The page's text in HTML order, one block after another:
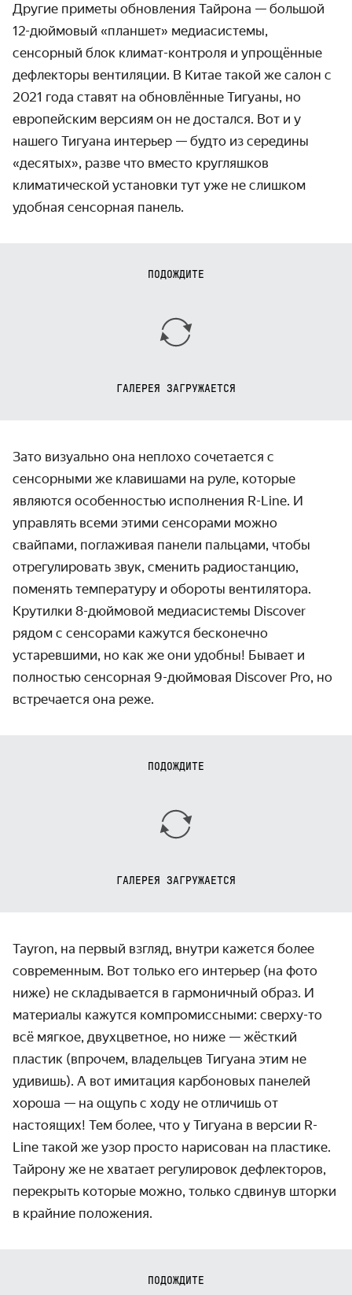
Другие приметы обновления Тайрона — большой
12-дюймовый «планшет» медиасистемы,
сенсорный блок климат-контроля и упрощённые
дефлекторы вентиляции. В Китае такой же салон с
2021 года ставят на обновлённые Тигуаны, но
европейским версиям он не достался. Вот и у
нашего Тигуана интерьер — будто из середины
«десятых», разве что вместо кругляшков
климатической установки тут уже не слишком
удобная сенсорная панель.
ПОДОЖДИТЕ
ГАЛЕРЕЯ ЗАГРУЖАЕТСЯ
Зато визуально она неплохо сочетается с
сенсорными же клавишами на руле, которые
являются особенностью исполнения R-Line. И
управлять всеми этими сенсорами можно
свайпами, поглаживая панели пальцами, чтобы
отрегулировать звук, сменить радиостанцию,
поменять температуру и обороты вентилятора.
Крутилки 8-дюймовой медиасистемы Discover
рядом с сенсорами кажутся бесконечно
устаревшими, но как же они удобны! Бывает и
полностью сенсорная 9-дюймовая Discover Pro, но
встречается она реже.
ПОДОЖДИТЕ
ГАЛЕРЕЯ ЗАГРУЖАЕТСЯ
Tayron, на первый взгляд, внутри кажется более
современным. Вот только его интерьер (на фото
ниже) не складывается в гармоничный образ. И
материалы кажутся компромиссными: сверху-то
всё мягкое, двухцветное, но ниже — жёсткий
пластик (впрочем, владельцев Тигуана этим не
удивишь). А вот имитация карбоновых панелей
хороша — на ощупь с ходу не отличишь от
настоящих! Тем более, что у Тигуана в версии R-
Line такой же узор просто нарисован на пластике.
Тайрону же не хватает регулировок дефлекторов,
перекрыть которые можно, только сдвинув шторки
в крайние положения.
ПОДОЖДИТЕ